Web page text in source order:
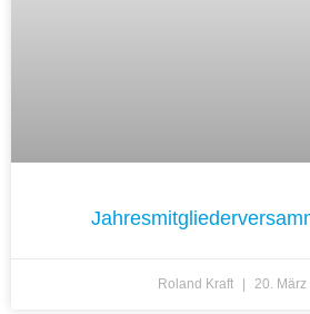
Roland Kraft 20. März